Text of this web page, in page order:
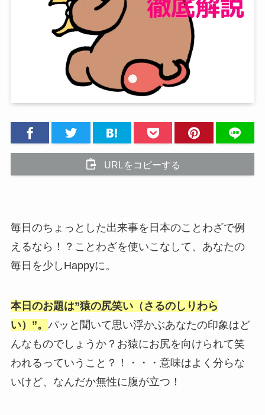
URLをコピーする
毎日のちょっとした出来事を日本のことわざで例
えるなら！？ことわざを使いこなして、あなたの
毎日を少しHappyに。
本日のお題は”猿の尻笑い（さるのしりわら
い）”。 パッと聞いて思い浮かぶあなたの印象はど
んなものでしょうか？お猿にお尻を向けられて笑
われるっていうこと？！・・・意味はよく分らな
いけど、なんだか無性に腹が立つ！